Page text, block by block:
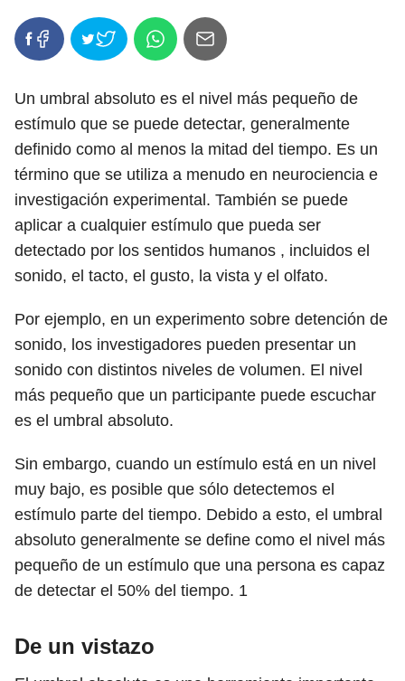
Un umbral absoluto es el nivel más pequeño de
estímulo que se puede detectar, generalmente
definido como al menos la mitad del tiempo. Es un
término que se utiliza a menudo en neurociencia e
investigación experimental. También se puede
aplicar a cualquier estímulo que pueda ser
detectado por los sentidos humanos , incluidos el
sonido, el tacto, el gusto, la vista y el olfato.
Por ejemplo, en un experimento sobre detención de
sonido, los investigadores pueden presentar un
sonido con distintos niveles de volumen. El nivel
más pequeño que un participante puede escuchar
es el umbral absoluto.
Sin embargo, cuando un estímulo está en un nivel
muy bajo, es posible que sólo detectemos el
estímulo parte del tiempo. Debido a esto, el umbral
absoluto generalmente se define como el nivel más
pequeño de un estímulo que una persona es capaz
de detectar el 50% del tiempo. 1
De un vistazo